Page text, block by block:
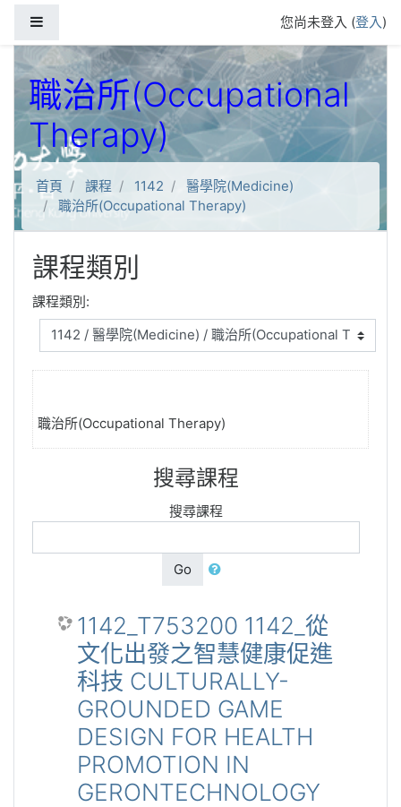
您尚未登入 (登入)
職治所(Occupational
Therapy)
首頁 課程 1142
醫學院(Medicine)
職治所(Occupational Therapy)
課程類別
課程類別:
職治所(Occupational Therapy)
搜尋課程
搜尋課程
Go
1142_T753200 1142_從
文化出發之智慧健康促進
科技 CULTURALLY-
GROUNDED GAME
DESIGN FOR HEALTH
PROMOTION IN
GERONTECHNOLOGY